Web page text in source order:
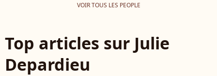
VOIR TOUS LES PEOPLE
Top articles sur Julie
Depardieu